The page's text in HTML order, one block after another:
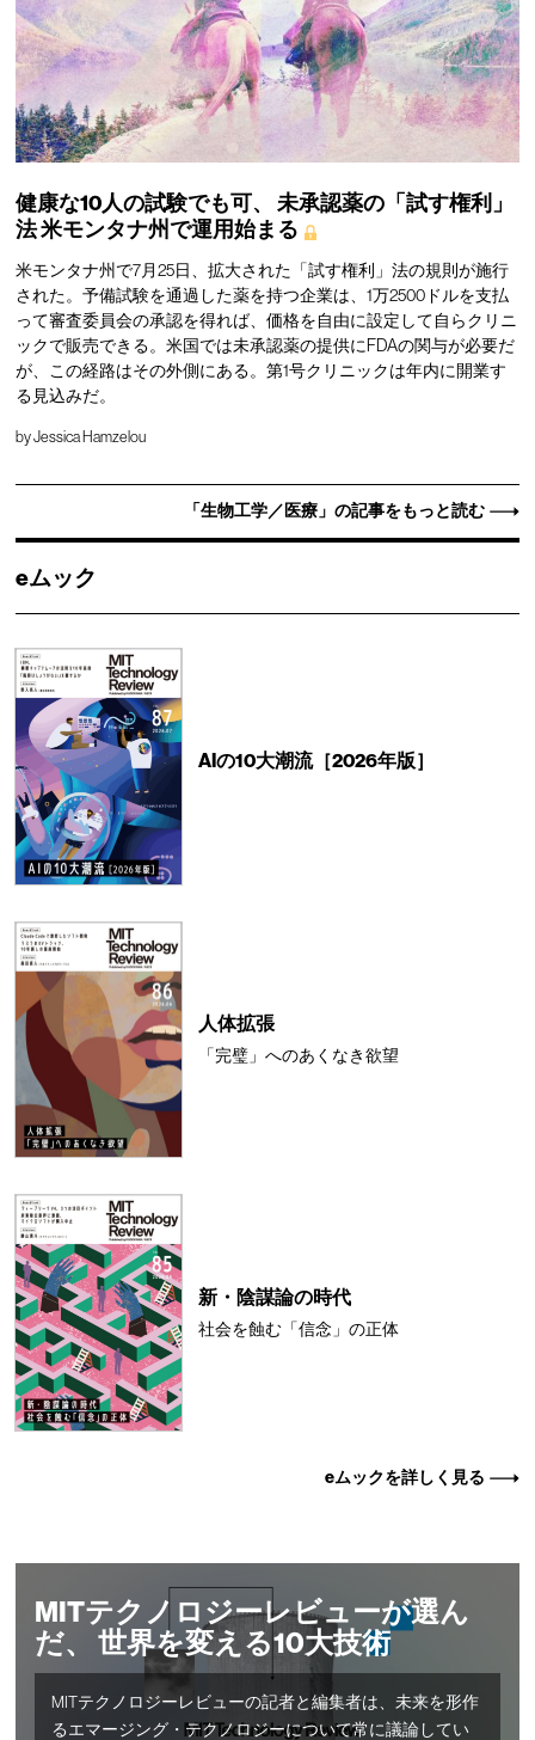
健康な10人の試験でも可、
未承認薬の「試す権利」
法米モンタナ州で運用始まる
米モンタナ州で7月25日、拡大された「試す権利」法の規則が施行
された。予備試験を通過した薬を持つ企業は、1万2500ドルを支払
って審査委員会の承認を得れば、価格を自由に設定して自らクリニ
ックで販売できる。米国では未承認薬の提供にFDAの関与が必要だ
が、この経路はその外側にある。第1号クリニックは年内に開業す
る見込みだ。
byJessica Hamzelou
「生物工学／医療」の記事をもっと読む
eムック
AIの10大潮流［2026年版］
人体拡張
「完璧」へのあくなき欲望
新・陰謀論の時代
社会を蝕む「信念」の正体
eムックを詳しく見る
MITテクノロジーレビューが選ん
だ、 世界を変える10大技術
MITテクノロジーレビューの記者と編集者は、未来を形作
るエマージング・テクノロジーについて常に議論してい